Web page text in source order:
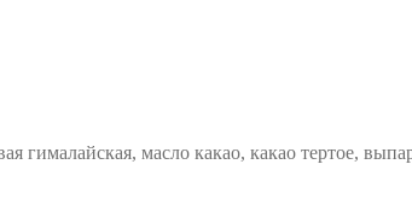
масло какао, какао тертое,